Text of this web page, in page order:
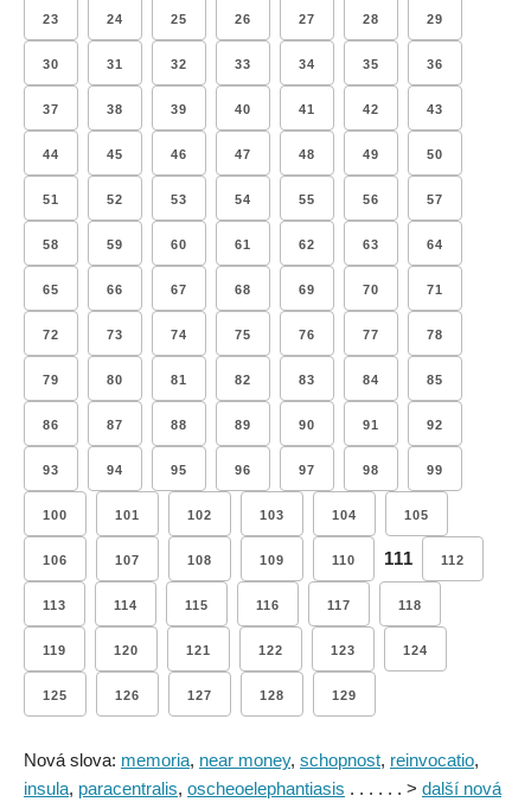
23 24 25 26 27 28 29
30 31 32 33 34 35 36
37 38 39 40 41 42 43
44 45 46 47 48 49 50
51 52 53 54 55 56 57
58 59 60 61 62 63 64
65 66 67 68 69 70 71
72 73 74 75 76 77 78
79 80 81 82 83 84 85
86 87 88 89 90 91 92
93 94 95 96 97 98 99
100 101 102 103 104 105
106 107 108 109 110 111 112
113 114 115 116 117 118
119 120 121 122 123 124
125 126 127 128 129
Nová slova: memoria, near money, schopnost, reinvocatio,
insula, paracentralis, oscheoelephantiasis . . . . . . > další nová